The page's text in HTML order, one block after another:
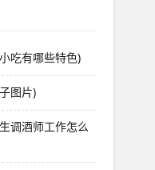
吃有哪些特色)
图片)
调酒师工作怎么